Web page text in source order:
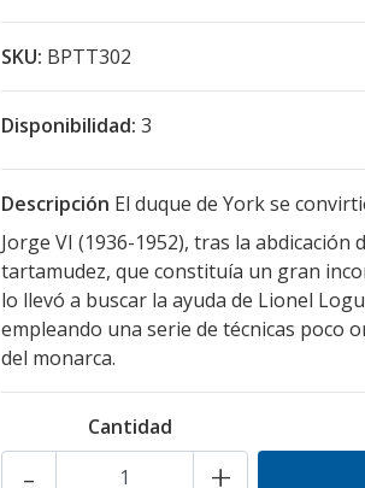
SKU: BPTT302
Disponibilidad: 3
Descripción El duque de York se
Jorge VI (1936-1952), tras la
tartamudez, que constituía un gran
lo llevó a buscar la ayuda de Lionel
empleando una serie de técnicas poco
del monarca.
Cantidad
+
-